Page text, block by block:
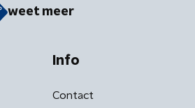
weet meer
Info
Contact